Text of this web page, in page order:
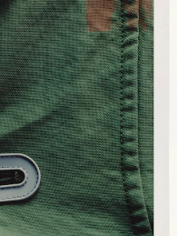
の逸品
着サミット
ッド図鑑
JOURNAL
のYouTube
#AH.H
#MOVIE
#OUTDOOR